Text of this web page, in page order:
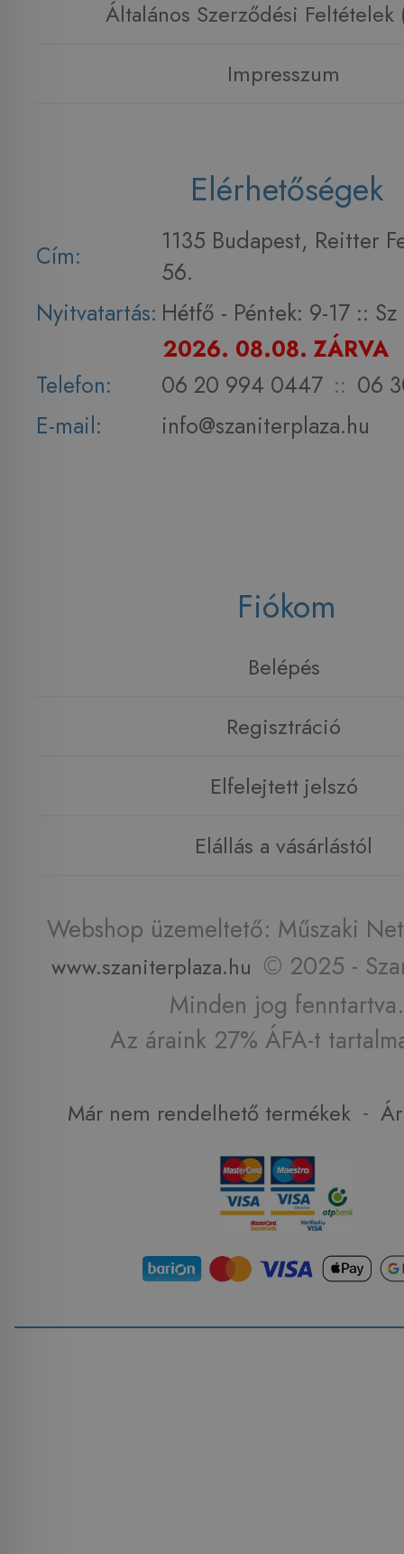
Általános Szerződési Feltételek
Impresszum
Elérhetőségek
Cím:
1135 Budapest, Reitter
56.
Nyitvatartás: Hétfő - Péntek: 9-17 :: Sz
2026. 08.08. ZÁRVA
Telefon:
06 20 994 0447 :: 06
E-mail:
info@szaniterplaza.hu
Fiókom
Belépés
Regisztráció
Elfelejtett jelszó
Elállás a vásárlástól
Webshop üzemeltető: Műszaki
www.szaniterplaza.hu © 2025 -
Minden jog fenntartva.
Az áraink 27% ÁFA-t
Már nem rendelhető termékek -